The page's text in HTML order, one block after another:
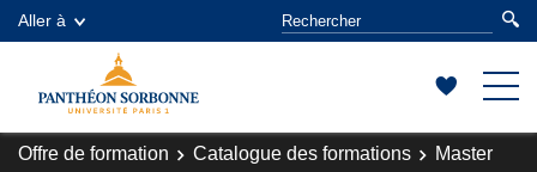
Aller à
Offre de formation Catalogue des formations
Master